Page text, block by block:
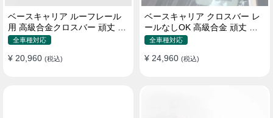
ベースキャリア ルーフレール
用 高級合金クロスバー 頑丈 ロ
ック付き ベースラックセット
全車種対応
¥ 20,960 (税込)
ベースキャリア クロスバー レ
ールなしOK 高級合金 頑丈 ロ
ック付き ベースラックセット
全車種対応
¥ 24,960 (税込)